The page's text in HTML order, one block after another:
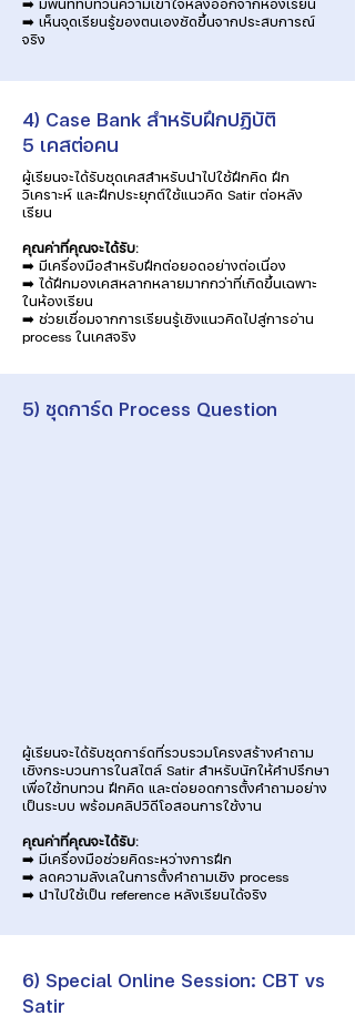
➡️ เห็นจุดเรียนรู้ของตนเองชัดขึ้นจากประสบการณ์
จริง
4) Case Bank สำหรับฝึกปฏิบัติ
5 เคสต่อคน
ผู้เรียนจะได้รับชุดเคสสำหรับนำไปใช้ฝึกคิด ฝึก
วิเคราะห์ และฝึกประยุกต์ใช้แนวคิด Satir ต่อหลัง
เรียน
คุณค่าที่คุณจะได้รับ:
➡️ มีเครื่องมือสำหรับฝึกต่อยอดอย่างต่อเนื่อง
➡️ ได้ฝึกมองเคสหลากหลายมากกว่าที่เกิดขึ้นเฉพาะ
ในห้องเรียน
➡️ ช่วยเชื่อมจากการเรียนรู้เชิงแนวคิดไปสู่การอ่าน
process ในเคสจริง
5) ชุดการ์ด Process Question
ผู้เรียนจะได้รับชุดการ์ดที่รวบรวมโครงสร้างคำถาม
เชิงกระบวนการในสไตล์ Satir สำหรับนักให้คำปรึกษา
เพื่อใช้ทบทวน ฝึกคิด และต่อยอดการตั้งคำถามอย่าง
เป็นระบบ พร้อมคลิปวิดีโอสอนการใช้งาน
คุณค่าที่คุณจะได้รับ:
➡️ มีเครื่องมือช่วยคิดระหว่างการฝึก
➡️ ลดความลังเลในการตั้งคำถามเชิง process
➡️ นำไปใช้เป็น reference หลังเรียนได้จริง
6) Special Online Session: CBT vs
Satir